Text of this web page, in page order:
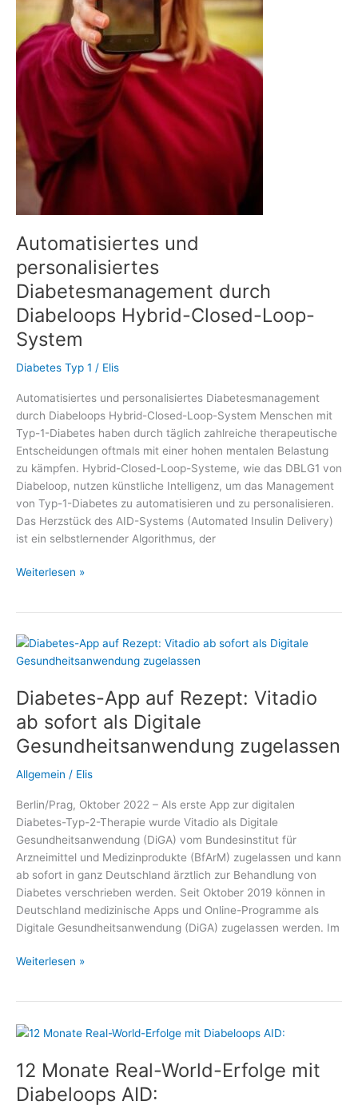
Automatisiertes und
personalisiertes
Diabetesmanagement durch
Diabeloops Hybrid-Closed-Loop-
System
Diabetes Typ 1 / Elis
Automatisiertes und personalisiertes Diabetesmanagement
durch Diabeloops Hybrid-Closed-Loop-System Menschen mit
Typ-1-Diabetes haben durch täglich zahlreiche therapeutische
Entscheidungen oftmals mit einer hohen mentalen Belastung
zu kämpfen. Hybrid-Closed-Loop-Systeme, wie das DBLG1 von
Diabeloop, nutzen künstliche Intelligenz, um das Management
von Typ-1-Diabetes zu automatisieren und zu personalisieren.
Das Herzstück des AID-Systems (Automated Insulin Delivery)
ist ein selbstlernender Algorithmus, der
Automatisiertes
durch
Diabeloops
Closed-
Loop-
System
Weiterlesen »
Diabetes-App auf Rezept: Vitadio
ab sofort als Digitale
Gesundheitsanwendung zugelassen
Allgemein / Elis
Berlin/Prag, Oktober 2022 – Als erste App zur digitalen
Diabetes-Typ-2-Therapie wurde Vitadio als Digitale
Gesundheitsanwendung (DiGA) vom Bundesinstitut für
Arzneimittel und Medizinprodukte (BfArM) zugelassen und kann
ab sofort in ganz Deutschland ärztlich zur Behandlung von
Diabetes verschrieben werden. Seit Oktober 2019 können in
Deutschland medizinische Apps und Online-Programme als
Digitale Gesundheitsanwendung (DiGA) zugelassen werden. Im
Diabetes-
Vitadio
sofort
als
Digitale
Weiterlesen »
12 Monate Real-World-Erfolge mit
Diabeloops AID: